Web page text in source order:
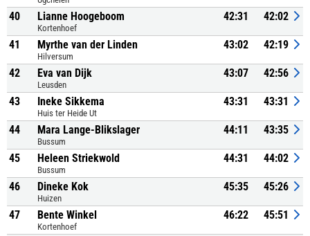
40 Lianne Hoogeboom
Kortenhoef
42:31 42:02
41 Myrthe van der Linden
Hilversum
43:02 42:19
42 Eva van Dijk
Leusden
43:07 42:56
43 Ineke Sikkema
Huis ter Heide Ut
43:31 43:31
44 Mara Lange-Blikslager
Bussum
44:11 43:35
45 Heleen Striekwold
Bussum
44:31 44:02
46 Dineke Kok
Huizen
45:35 45:26
47 Bente Winkel
Kortenhoef
46:22 45:51